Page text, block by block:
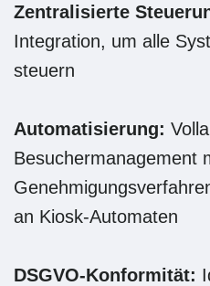
Zentralisierte
Integration, um alle
steuern
Automatisierung:
Besuchermanagement
an Kiosk-Automaten
DSGVO-Konformität: